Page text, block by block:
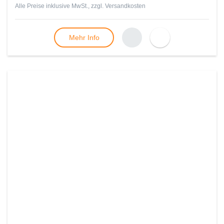
Alle Preise inklusive MwSt., zzgl. Versandkosten
Mehr Info